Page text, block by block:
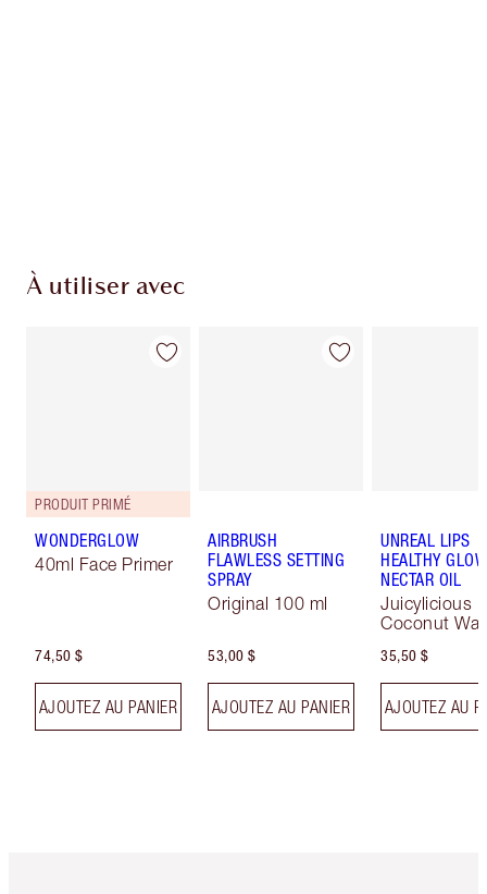
À utiliser avec
PRODUIT PRIMÉ
WONDERGLOW
40ml Face Primer
74,50 $
AJOUTEZ AU PANIER
AIRBRUSH
FLAWLESS SETTING
SPRAY
Original 100 ml
53,00 $
AJOUTEZ AU PANIER
UNREAL LIPS
HEALTHY GLOW
NECTAR OIL
Juicylicious
Coconut
35,50 $
AJOUTEZ AU